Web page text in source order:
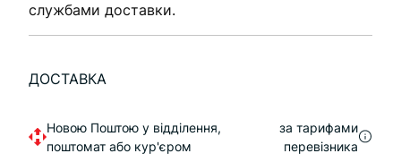
службами доставки.
ДОСТАВКА
Новою Поштою у відділення,
поштомат або кур'єром
за тарифами
перевізника